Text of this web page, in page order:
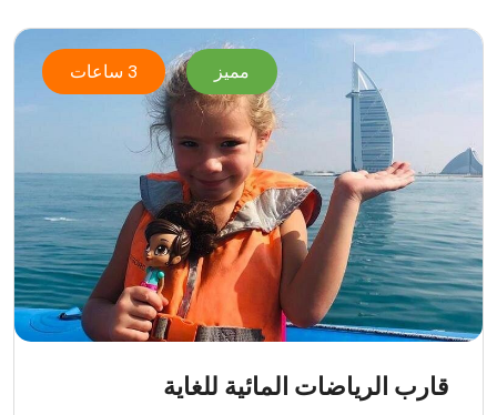
مميز 3 ساعات
قارب الرياضات المائية للغاية